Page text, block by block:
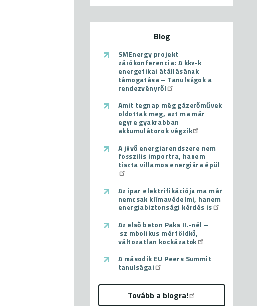
Blog
SMEnergy projekt
zárókonferencia: A kkv-k
energetikai átállásának
támogatása – Tanulságok a
rendezvényről
Amit tegnap még gázerőművek
oldottak meg, azt ma már
egyre gyakrabban
akkumulátorok végzik
A jövő energiarendszere nem
fosszilis importra, hanem
tiszta villamos energiára épül
Az ipar elektrifikációja ma már
nemcsak klímavédelmi, hanem
energiabiztonsági kérdés is
Az első beton Paks II.-nél –
szimbolikus mérföldkő,
változatlan kockázatok
A második EU Peers Summit
tanulságai
Tovább a blogra!